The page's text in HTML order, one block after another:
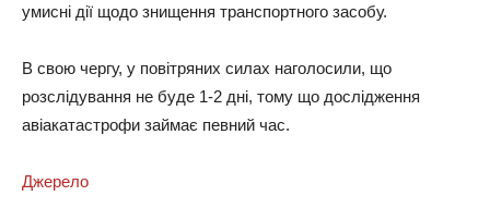
умисні дії щодо знищення транспортного засобу.
В свою чергу, у повітряних силах наголосили, що
розслідування не буде 1-2 дні, тому що дослідження
авіакатастрофи займає певний час.
Джерело